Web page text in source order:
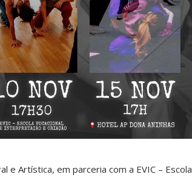
e Artística, em parceria com a EVIC – Escola